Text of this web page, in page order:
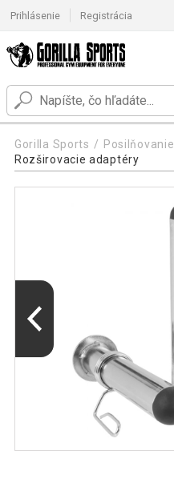
Prihlásenie Registrácia
Gorilla Sports Posilňovanie
Rozširovacie adaptéry